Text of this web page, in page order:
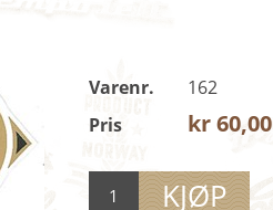
Varenr.
162
Pris
kr 60,00